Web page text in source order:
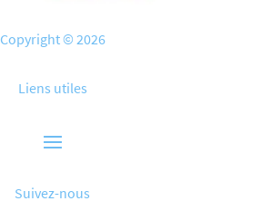
Copyright © 2026
Liens utiles
Suivez-nous